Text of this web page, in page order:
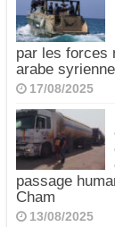
par les forces
arabe syrienne
17/08/2025
passage
Cham
13/08/2025